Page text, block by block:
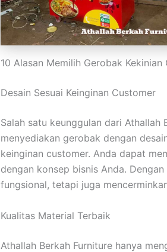
10 Alasan Memilih Gerobak Kekinian
Desain Sesuai Keinginan Customer
Salah satu keunggulan dari Athallah
menyediakan gerobak dengan
keinginan customer. Anda dapat
dengan konsep bisnis Anda.
fungsional, tetapi juga
Kualitas Material Terbaik
Athallah Berkah Furniture hanya